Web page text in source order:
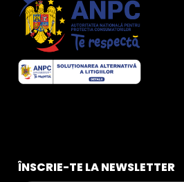
ÎNSCRIE-TE LA NEWSLETTER